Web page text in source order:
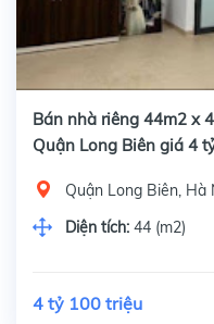
Bán nhà riêng 44m2 x
Quận Long Biên giá 4
Quận Long Biên, Hà
Diện tích: 44 (m2)
4 tỷ 100 triệu